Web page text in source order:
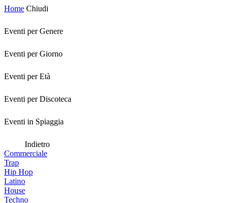
Home Chiudi
Eventi per Genere
Eventi per Giorno
Eventi per Età
Eventi per Discoteca
Eventi in Spiaggia
Indietro
Commerciale
Trap
Hip Hop
Latino
House
Techno